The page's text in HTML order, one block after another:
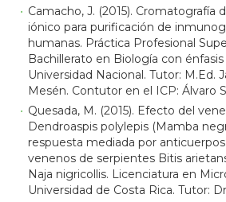
Camacho, J. (2015). Cromatografía
iónico para purificación de
humanas. Práctica Profesional
Bachillerato en Biología con
Universidad Nacional. Tutor: M.Ed.
Mesén. Contutor en el ICP: Álvaro
Quesada, M. (2015). Efecto del
Dendroaspis polylepis (Mamba
respuesta mediada por
venenos de serpientes Bitis
Naja nigricollis. Licenciatura en
Universidad de Costa Rica. Tutor: